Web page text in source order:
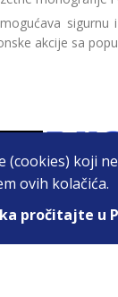
(cookies) koji
ovih kolačića.
pročitajte u
akcije sa